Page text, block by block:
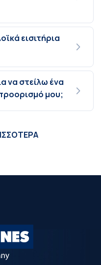
εισιτήρια
να στείλω ένα
μου;